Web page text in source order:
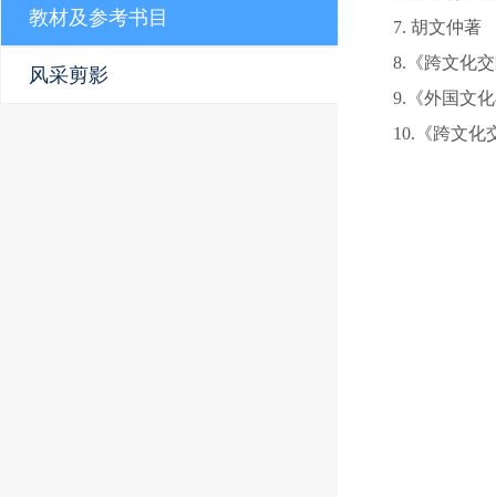
教材及参考书目
风采剪影
7. 胡文仲著
8.《跨文化
9.《外国文
10.《跨文化